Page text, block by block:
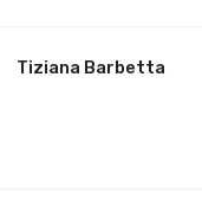
Tiziana Barbetta